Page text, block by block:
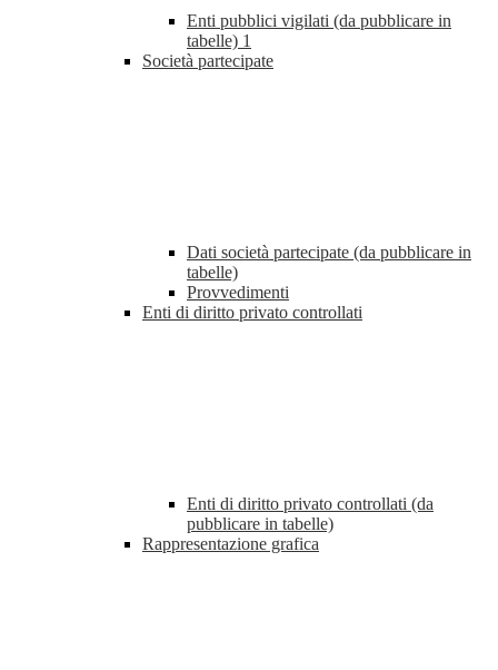
Enti pubblici vigilati (da pubblicare in
tabelle) 1
Società partecipate
Dati società partecipate (da pubblicare in
tabelle)
Provvedimenti
Enti di diritto privato controllati
Enti di diritto privato controllati (da
pubblicare in tabelle)
Rappresentazione grafica